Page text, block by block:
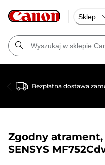
Sklep
Bezpłatna dostawa
Zgodny
SENSYS